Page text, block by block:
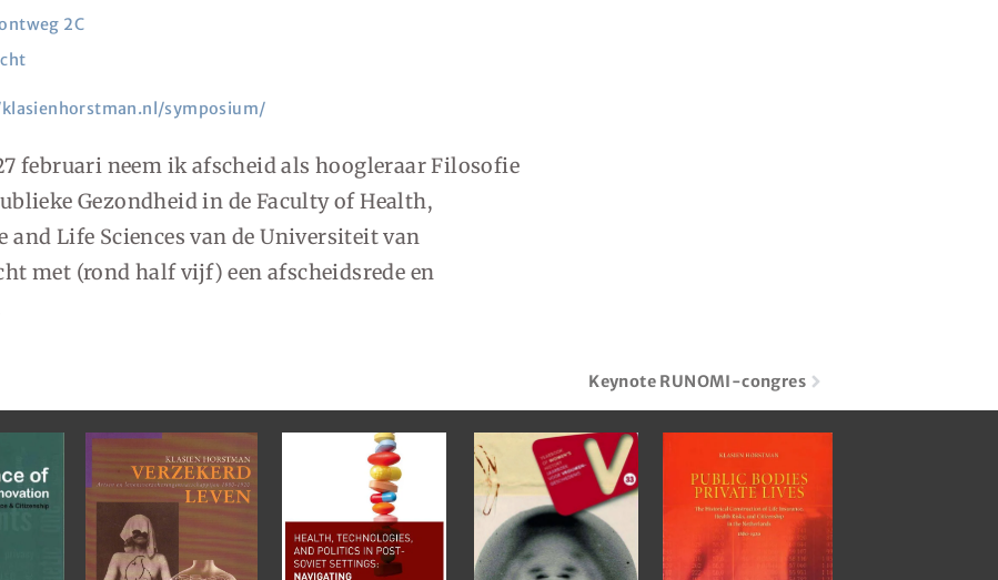
2C
symposium/
februari neem ik afscheid als hoogleraar Filosofie
Gezondheid in de Faculty of Health,
and Life Sciences van de Universiteit van
met (rond half vijf) een afscheidsrede en
Keynote RUNOMI-congres